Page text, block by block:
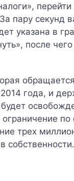
пару секунд
указана в
после
года, и
ограничение
трех
собственности.